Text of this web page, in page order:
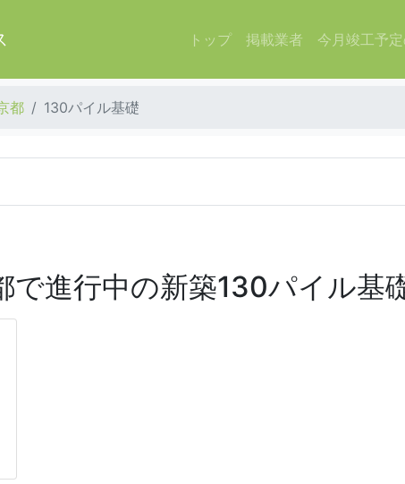
トップ 掲載業者 今月竣工予
都 130パイル基礎
で進行中の新築130パイル基